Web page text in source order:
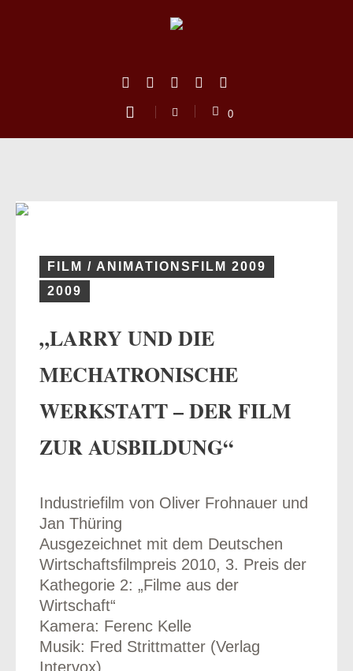
0
FILM / ANIMATIONSFILM 2009
2009
„LARRY UND DIE
MECHATRONISCHE
WERKSTATT – DER FILM
ZUR AUSBILDUNG“
Industriefilm von Oliver Frohnauer und
Jan Thüring
Ausgezeichnet mit dem Deutschen
Wirtschaftsfilmpreis 2010, 3. Preis der
Kathegorie 2: „Filme aus der
Wirtschaft“
Kamera: Ferenc Kelle
Musik: Fred Strittmatter (Verlag
Intervox)